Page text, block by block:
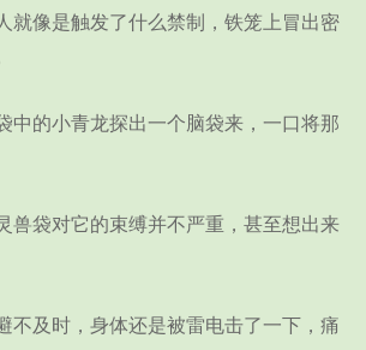
就像是触发了什么禁制，铁笼上冒出密
的小青龙探出一个脑袋来，一口将那
兽袋对它的束缚并不严重，甚至想出来
及时，身体还是被雷电击了一下，痛